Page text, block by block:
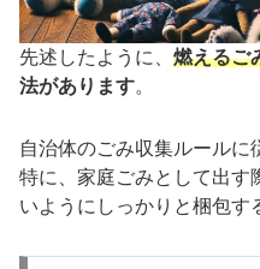
先述したように、 燃えるご
法があります。
自治体のごみ収集ルールに
特に、家庭ごみとして出す
いようにしっかりと梱包す